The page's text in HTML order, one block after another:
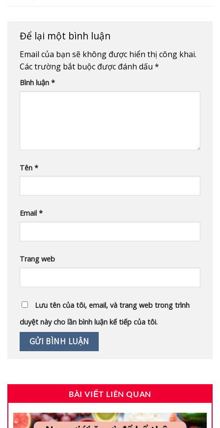
Để lại một bình luận
Email của bạn sẽ không được hiển thị công khai.
Các trường bắt buộc được đánh dấu *
Bình luận *
Tên *
Email *
Trang web
Lưu tên của tôi, email, và trang web trong trình
duyệt này cho lần bình luận kế tiếp của tôi.
BÀI VIẾT LIÊN QUAN